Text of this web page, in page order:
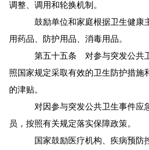
调整、调用和轮换机制。
鼓励单位和家庭根据卫生健康
用药品、防护用品、消毒用品。
第五十五条 对参与突发公共
照国家规定采取有效的卫生防护措施
的津贴。
对因参与突发公共卫生事件应
员，按照有关规定落实保障政策。
国家鼓励医疗机构、疾病预防